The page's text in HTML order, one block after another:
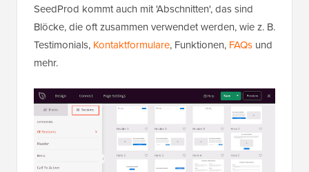
SeedProd kommt auch mit 'Abschnitten', das sind
Blöcke, die oft zusammen verwendet werden, wie z. B.
Testimonials, Kontaktformulare, Funktionen, FAQs und
mehr.